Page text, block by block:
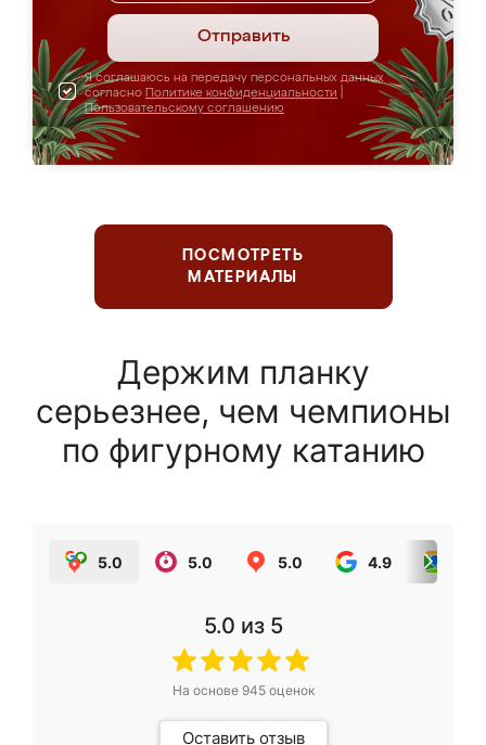
Отправить
Я соглашаюсь на передачу персональных данных
согласно Политике конфиденциальности
Пользовательскому соглашению
ПОСМОТРЕТЬ
МАТЕРИАЛЫ
Держим планку
серьезнее, чем чемпионы
по фигурному катанию
5.0 5.0 5.0 4.9
5.0 из 5
На основе 945оценок
Оставить отзыв